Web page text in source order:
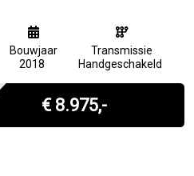
Bouwjaar
2018
Transmissie
Handgeschakeld
€ 8.975,-